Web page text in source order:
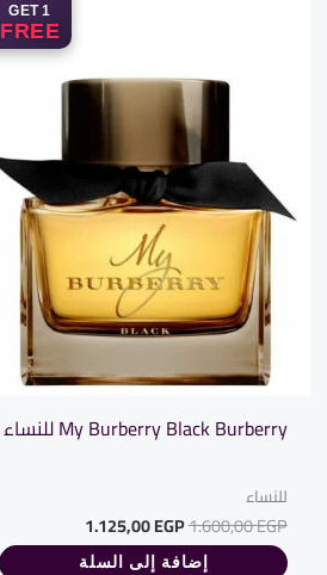
GET 1
FREE
My Burberry Black Burberry للنساء
للنساء
1.600,00EGP
1.125,00EGP
1.125,00 EGP.
إضافة إلى السلة